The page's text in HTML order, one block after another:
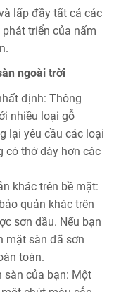
lấp đầy tất cả các
triển của nấm
ngoài trời
định: Thông
nhiều loại gỗ
lại yêu cầu các loại
có thớ dày hơn các
khác trên bề mặt:
quản khác trên
sơn dầu. Nếu bạn
mặt sàn đã sơn
toàn.
sàn của bạn: Một